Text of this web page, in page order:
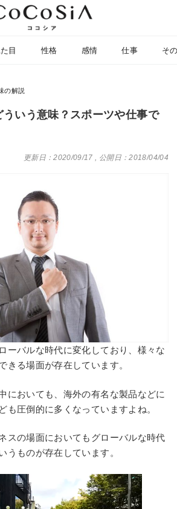
目 性格 感情 仕事 そ
の解説
いう意味？スポーツや仕事で
更新日：2020/09/17 , 公開日：2018/04/04
ーバルな時代に変化しており、様々な
きる場面が存在しています。
においても、海外の有名な製品などに
も圧倒的に多くなっていますよね。
スの場面においてもグローバルな時代
うものが存在しています。